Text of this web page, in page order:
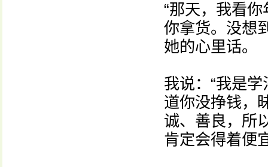
“那天，我看
你拿货。没想
她的心里话。
我说：“我是
道你没挣钱，
诚、善良，所
肯定会得着便